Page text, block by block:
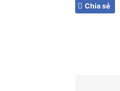
Chia sẻ